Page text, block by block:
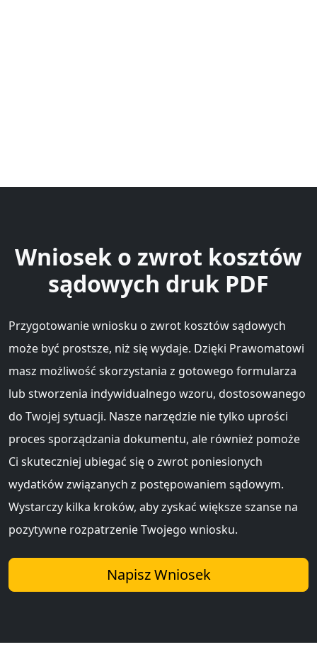
Wniosek o zwrot kosztów
sądowych druk PDF
Przygotowanie wniosku o zwrot kosztów sądowych
może być prostsze, niż się wydaje. Dzięki Prawomatowi
masz możliwość skorzystania z gotowego formularza
lub stworzenia indywidualnego wzoru, dostosowanego
do Twojej sytuacji. Nasze narzędzie nie tylko uprości
proces sporządzania dokumentu, ale również pomoże
Ci skuteczniej ubiegać się o zwrot poniesionych
wydatków związanych z postępowaniem sądowym.
Wystarczy kilka kroków, aby zyskać większe szanse na
pozytywne rozpatrzenie Twojego wniosku.
Napisz Wniosek